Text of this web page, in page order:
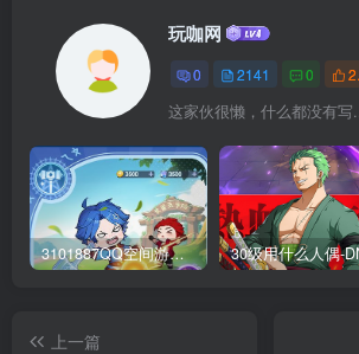
玩咖网
0 2141 0
这家伙很懒，什么都没有写
3101887QQ空间游戏专区-海量小游戏免费玩
上一篇